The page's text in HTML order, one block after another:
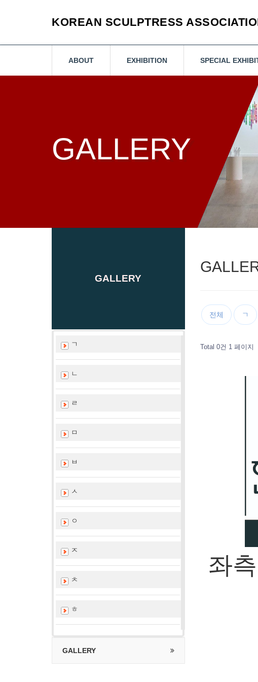
KOREAN SCULPTRESS
ABOUT EXHIBITION SPECIAL
GALLERY
GALLERY
ㄱ
ㄴ
ㄹ
ㅁ
ㅂ
ㅅ
ㅇ
ㅈ
ㅊ
ㅎ
GALLERY
전체 ㄱ
Total 0건 1 페이지
좌